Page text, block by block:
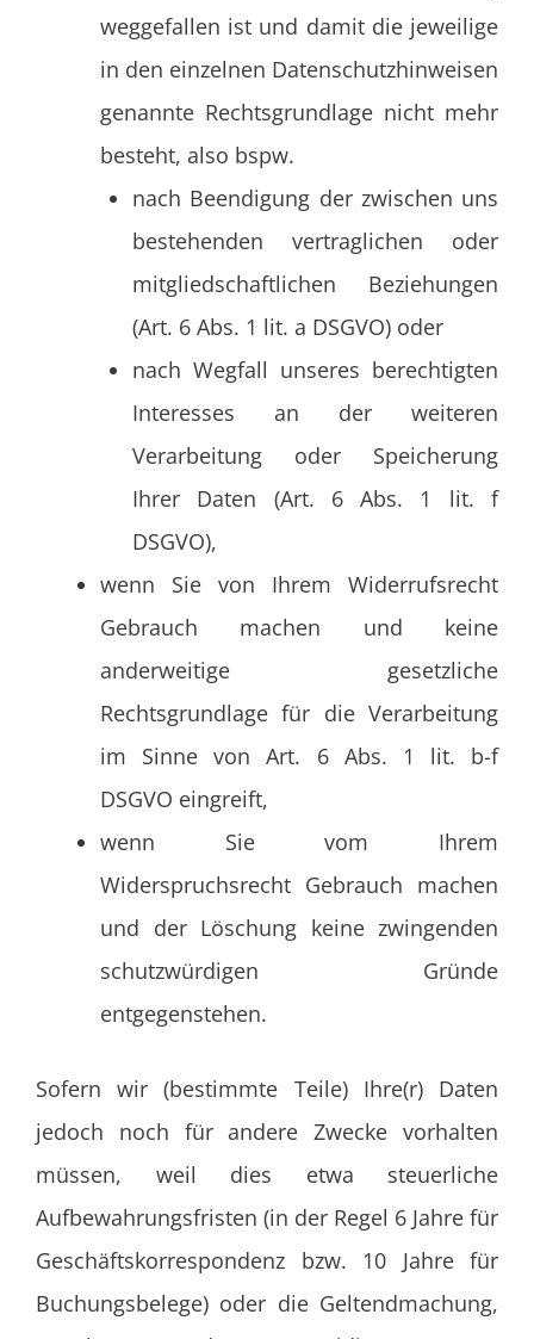
weggefallen ist und damit die jeweilige
in den einzelnen Datenschutzhinweisen
genannte Rechtsgrundlage nicht mehr
besteht, also bspw.
nach Beendigung der zwischen uns
bestehenden vertraglichen oder
mitgliedschaftlichen Beziehungen
(Art. 6 Abs. 1 lit. a DSGVO) oder
nach Wegfall unseres berechtigten
Interesses an der weiteren
Verarbeitung oder Speicherung
Ihrer Daten (Art. 6 Abs. 1 lit. f
DSGVO),
wenn Sie von Ihrem Widerrufsrecht
Gebrauch machen und keine
anderweitige gesetzliche
Rechtsgrundlage für die Verarbeitung
im Sinne von Art. 6 Abs. 1 lit. b-f
DSGVO eingreift,
wenn Sie vom Ihrem
Widerspruchsrecht Gebrauch machen
und der Löschung keine zwingenden
schutzwürdigen Gründe
entgegenstehen.
Sofern wir (bestimmte Teile) Ihre(r) Daten
jedoch noch für andere Zwecke vorhalten
müssen, weil dies etwa steuerliche
Aufbewahrungsfristen (in der Regel 6 Jahre für
Geschäftskorrespondenz bzw. 10 Jahre für
Buchungsbelege) oder die Geltendmachung,